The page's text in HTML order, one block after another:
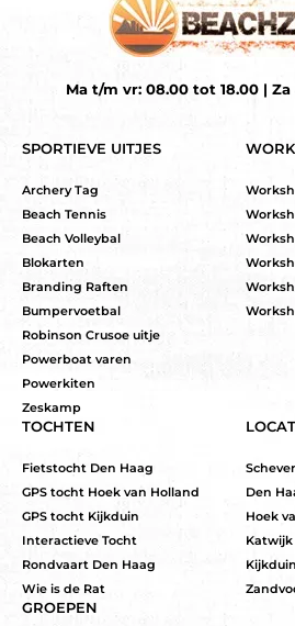
Ma t/m vr: 08.00 tot 18.00 | Za
SPORTIEVE UITJES
Archery Tag
Beach Tennis
Beach Volleybal
Blokarten
Branding Raften
Bumpervoetbal
Robinson Crusoe uitje
Powerboat varen
Powerkiten
Zeskamp
TOCHTEN
Fietstocht Den Haag
GPS tocht Hoek van Holland
GPS tocht Kijkduin
Interactieve Tocht
Rondvaart Den Haag
Wie is de Rat
Den
Hoek
Katwijk
Kijkduin
GROEPEN